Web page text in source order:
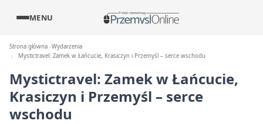
MENU
Strona główna Wydarzenia
Mystictravel: Zamek w Łańcucie, Krasiczyn i Przemyśl – serce wschodu
Mystictravel: Zamek w Łańcucie,
Krasiczyn i Przemyśl – serce
wschodu